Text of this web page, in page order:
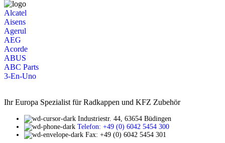
Alcatel
Aisens
Agerul
AEG
Acorde
ABUS
ABC Parts
3-En-Uno
Ihr Europa Spezialist für Radkappen und KFZ Zubehör
Industriestr. 44, 63654 Büdingen
Telefon: +49 (0) 6042 5454 300
Fax: +49 (0) 6042 5454 301